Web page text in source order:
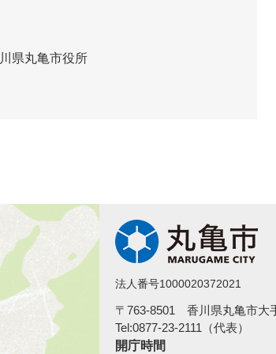
県丸亀市役所
法人番号1000020372021
〒763-8501 香川県丸亀市大
Tel:0877-23-2111（代表）
開庁時間